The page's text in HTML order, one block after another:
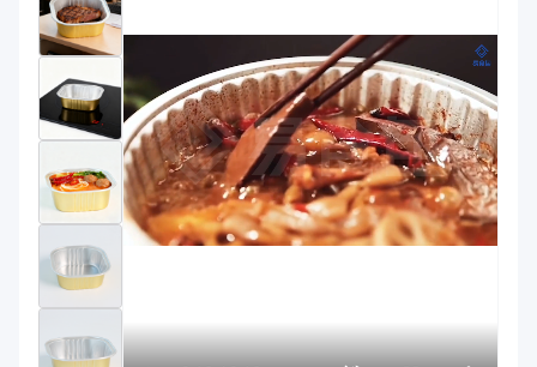
221330
SE53
热收缩
袋
拉伸膜
价格：￥0.21
商品参数
商品分类
铝箔餐盒
主要材质
铝箔
62
宽度（mm）
62
高度（mm）
22
克重（g）
2.1
主要材质
长度（mm）
62